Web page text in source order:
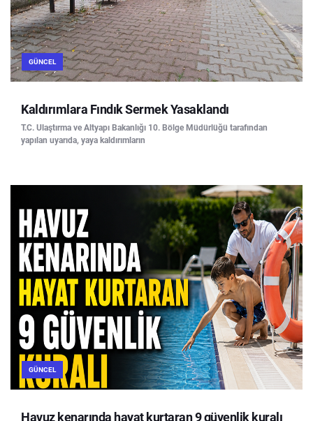
GÜNCEL
Kaldırımlara Fındık Sermek Yasaklandı
T.C. Ulaştırma ve Altyapı Bakanlığı 10. Bölge Müdürlüğü tarafından
yapılan uyarıda, yaya kaldırımların
GÜNCEL
Havuz kenarında hayat kurtaran 9 güvenlik kuralı